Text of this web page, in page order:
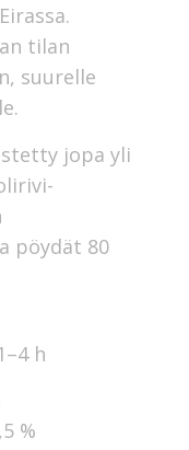
tilan
suurelle
jopa yli
pöydät 80
h
%